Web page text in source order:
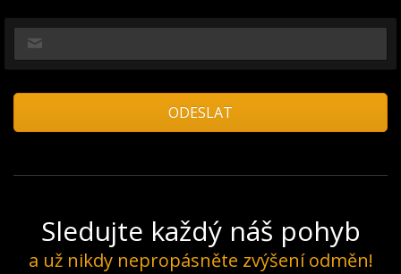
Sledujte každý náš pohyb
a už nikdy nepropásněte zvýšení odměn!